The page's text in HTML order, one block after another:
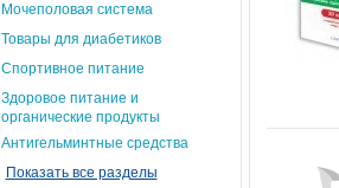
Мочеполовая система
Товары для диабетиков
Спортивное питание
Здоровое питание и
органические продукты
Антигельминтные средства
Показать все разделы